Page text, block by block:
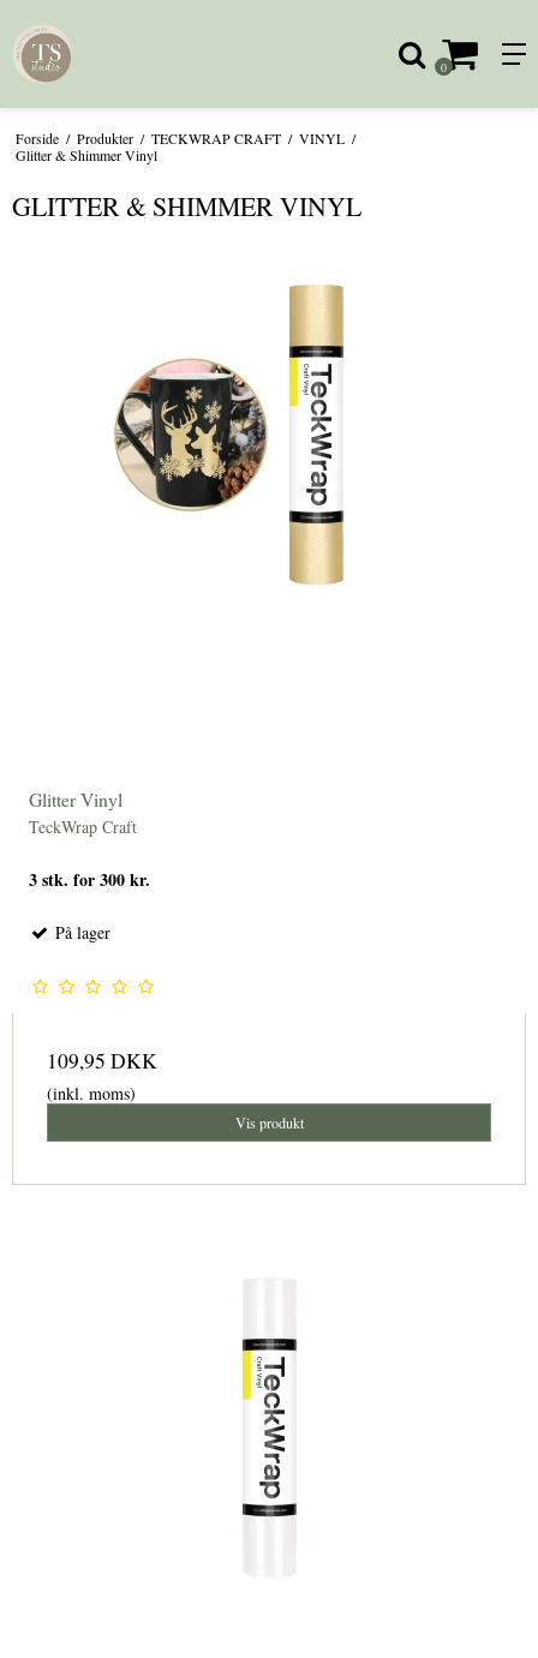
0
Forside / Produkter / TECKWRAP CRAFT / VINYL /
Glitter & Shimmer Vinyl
GLITTER & SHIMMER VINYL
Glitter Vinyl
TeckWrap Craft
3 stk. for 300 kr.
På lager
109,95 DKK
(inkl. moms)
Vis produkt